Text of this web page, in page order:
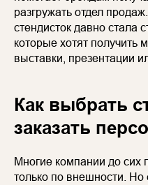
разгружать отдел
стендисток давно стала
которые хотят получить
выставки, презентации
Как выбрать
заказать
Многие компании до сих
только по внешности.